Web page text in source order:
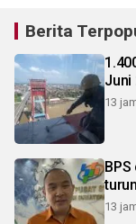
Berita
Juni
13
13